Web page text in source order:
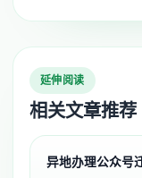
延伸阅读
相关文章推荐
异地办理公众号